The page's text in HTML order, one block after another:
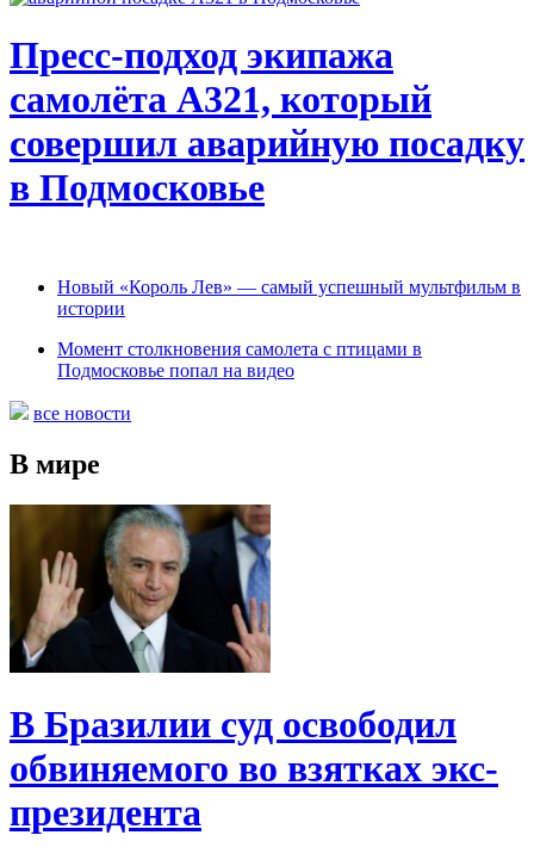
Пресс-подход экипажа
самолёта А321, который
совершил аварийную посадку
в Подмосковье
Новый «Король Лев» — самый успешный мультфильм в
истории
Момент столкновения самолета с птицами в
Подмосковье попал на видео
все новости
В мире
В Бразилии суд освободил
обвиняемого во взятках экс-
президента